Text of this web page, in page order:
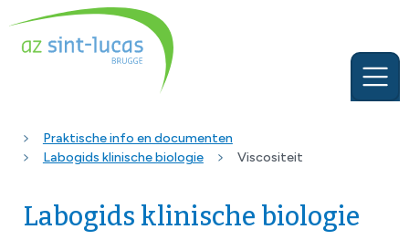
Praktische info en documenten
Labogids klinische biologie
Viscositeit
Labogids klinische biologie